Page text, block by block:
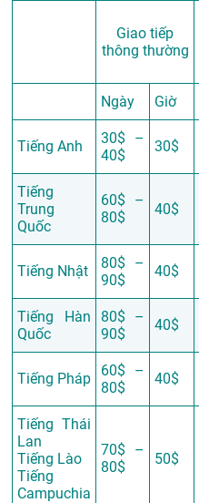
Giao tiếp
thông thường
Ngày Giờ
Tiếng Anh
30$ –
40$
30$
Tiếng
Trung
Quốc
60$ –
80$
40$
Tiếng Nhật
80$ –
90$
40$
Tiếng Hàn
Quốc
80$ –
90$
40$
Tiếng Pháp
60$ –
80$
40$
Tiếng Thái
Lan
Tiếng Lào
Tiếng
Campuchia
70$ –
80$
50$